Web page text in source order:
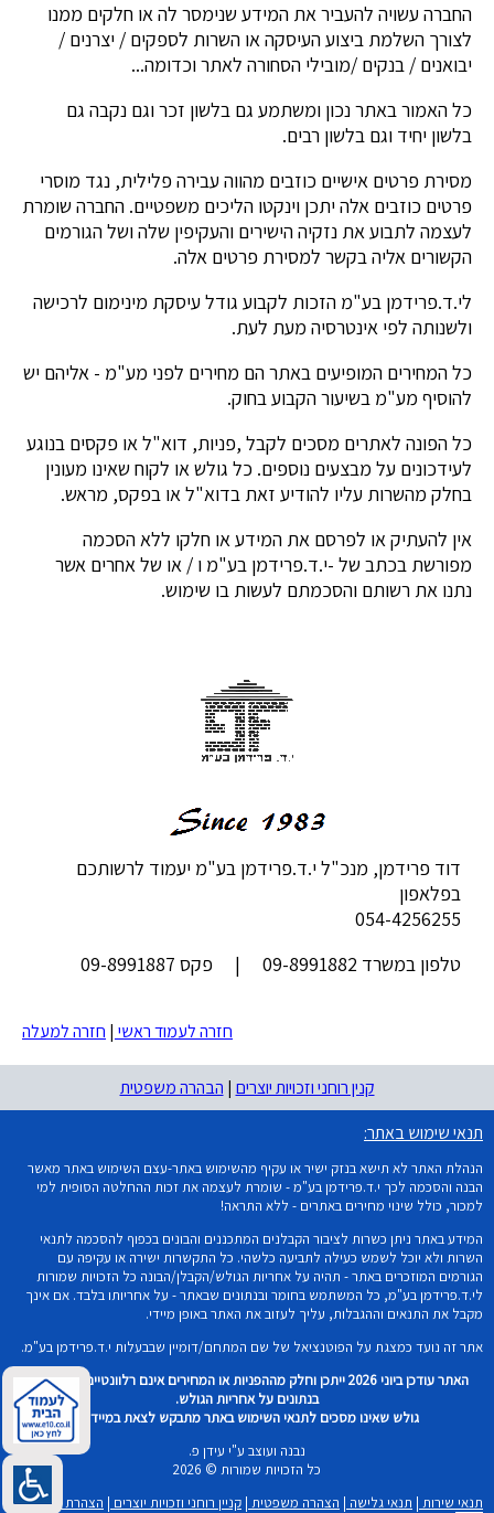
החברה עשויה להעביר את המידע שנימסר לה או חלקים ממנו
לצורך השלמת ביצוע העיסקה או השרות לספקים / יצרנים /
יבואנים / בנקים /מובילי הסחורה לאתר וכדומה...
כל האמור באתר נכון ומשתמע גם בלשון זכר וגם נקבה גם
בלשון יחיד וגם בלשון רבים.
מסירת פרטים אישיים כוזבים מהווה עבירה פלילית, נגד מוסרי
פרטים כוזבים אלה יתכן וינקטו הליכים משפטיים. החברה שומרת
לעצמה לתבוע את נזקיה הישירים והעקיפין שלה ושל הגורמים
הקשורים אליה בקשר למסירת פרטים אלה.
לי.ד.פרידמן בע"מ הזכות לקבוע גודל עיסקת מינימום לרכישה
ולשנותה לפי אינטרסיה מעת לעת.
כל המחירים המופיעים באתר הם מחירים לפני מע"מ - אליהם יש
להוסיף מע"מ בשיעור הקבוע בחוק.
כל הפונה לאתרים מסכים לקבל ,פניות, דוא"ל או פקסים בנוגע
לעידכונים על מבצעים נוספים. כל גולש או לקוח שאינו מעונין
בחלק מהשרות עליו להודיע זאת בדוא"ל או בפקס, מראש.
אין להעתיק או לפרסם את המידע או חלקו ללא הסכמה
מפורשת בכתב של -י.ד.פרידמן בע"מ ו / או של אחרים אשר
נתנו את רשותם והסכמתם לעשות בו שימוש.
דוד פרידמן, מנכ"ל י.ד.פרידמן בע"מ יעמוד לרשותכם
בפלאפון
054-4256255
טלפון במשרד 09-8991882 | פקס 09-8991887
חזרה לעמוד ראשי | חזרה למעלה
קנין רוחני וזכויות יוצרים | הבהרה משפטית
תנאי שימוש באתר:
הנהלת האתר לא תישא בנזק ישיר או עקיף מהשימוש באתר-עצם השימוש באתר מאשר
הבנה והסכמה לכך י.ד.פרידמן בע"מ - שומרת לעצמה את זכות ההחלטה הסופית למי
למכור, כולל שינוי מחירים באתרים - ללא התראה!
המידע באתר ניתן כשרות לציבור הקבלנים המתכננים והבונים בכפוף להסכמה לתנאי
השרות ולא יוכל לשמש כעילה לתביעה כלשהי. כל התקשרות ישירה או עקיפה עם
הגורמים המוזכרים באתר - תהיה על אחריות הגולש/הקבלן/הבונה כל הזכויות שמורות
לי.ד.פרידמן בע"מ, כל המשתמש בחומר ובנתונים שבאתר - על אחריותו בלבד. אם אינך
מקבל את התנאים וההגבלות, עליך לעזוב את האתר באופן מיידי.
אתר זה נועד כמצגת על הפוטנציאל של שם המתחם/דומיין שבבעלות י.ד.פרידמן בע"מ.
האתר עודכן ביוני 2026 ייתכן וחלק מההפניות או המחירים אינם רלוונטיים וכל שימוש
בנתונים על אחריות הגולש.
גולש שאינו מסכים לתנאי השימוש באתר מתבקש לצאת במיידית!
נבנה ועוצב ע"י עידן פ.
כל הזכויות שמורות © 2026
תנאי שירות | תנאי גלישה | הצהרה משפטית | קניין רוחני וזכויות יוצרים | הצהרת נגישות